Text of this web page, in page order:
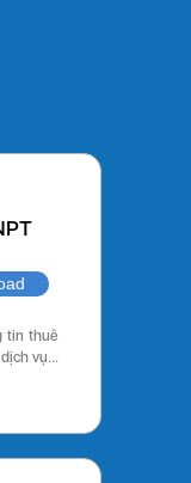
tin thuê
vụ…